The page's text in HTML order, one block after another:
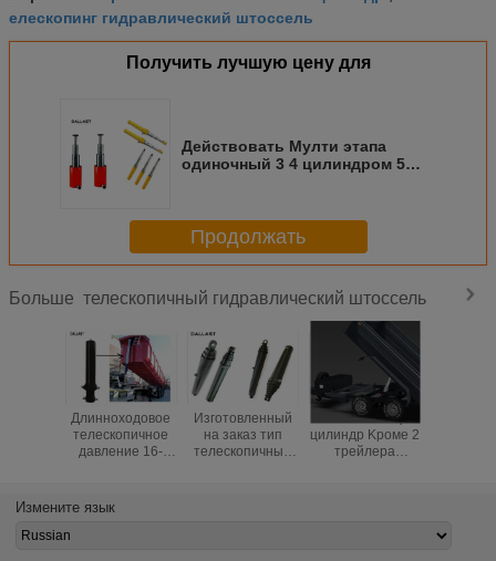
елескопинг гидравлический штоссель
Получить лучшую цену для
Действовать Мулти этапа
одиночный 3 4 цилиндром 5
Продолжать
Больше телескопичный гидравлический штоссель
Длинноходовое
телескопичное
давление 16-
Рам одиночное
Изготовленный
на заказ тип
телескопичный
Наклоняющ
цилиндр Kроме 2
трейлера
Измените язык